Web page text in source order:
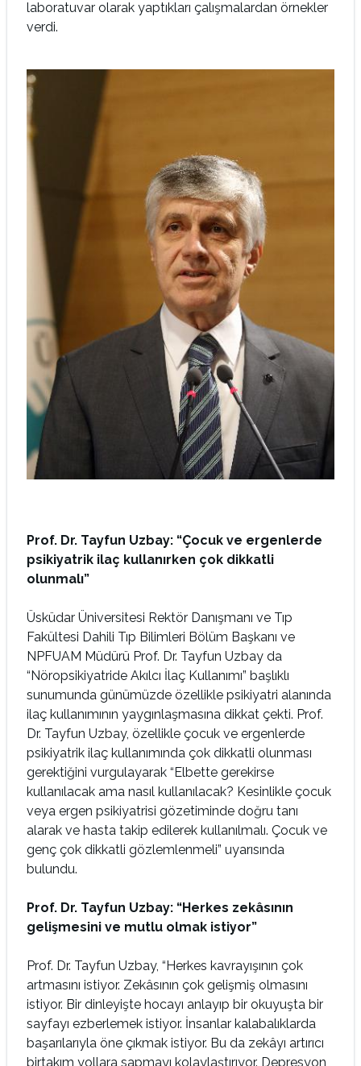
laboratuvar olarak yaptıkları çalışmalardan örnekler
verdi.
Prof. Dr. Tayfun Uzbay: “Çocuk ve ergenlerde
psikiyatrik ilaç kullanırken çok dikkatli
olunmalı”
Üsküdar Üniversitesi Rektör Danışmanı ve Tıp
Fakültesi Dahili Tıp Bilimleri Bölüm Başkanı ve
NPFUAM Müdürü Prof. Dr. Tayfun Uzbay da
“Nöropsikiyatride Akılcı İlaç Kullanımı” başlıklı
sunumunda günümüzde özellikle psikiyatri alanında
ilaç kullanımının yaygınlaşmasına dikkat çekti. Prof.
Dr. Tayfun Uzbay, özellikle çocuk ve ergenlerde
psikiyatrik ilaç kullanımında çok dikkatli olunması
gerektiğini vurgulayarak “Elbette gerekirse
kullanılacak ama nasıl kullanılacak? Kesinlikle çocuk
veya ergen psikiyatrisi gözetiminde doğru tanı
alarak ve hasta takip edilerek kullanılmalı. Çocuk ve
genç çok dikkatli gözlemlenmeli” uyarısında
bulundu.
Prof. Dr. Tayfun Uzbay: “Herkes zekâsının
gelişmesini ve mutlu olmak istiyor”
Prof. Dr. Tayfun Uzbay, “Herkes kavrayışının çok
artmasını istiyor. Zekâsının çok gelişmiş olmasını
istiyor. Bir dinleyişte hocayı anlayıp bir okuyuşta bir
sayfayı ezberlemek istiyor. İnsanlar kalabalıklarda
başarılarıyla öne çıkmak istiyor. Bu da zekâyı artırıcı
birtakım yollara sapmayı kolaylaştırıyor. Depresyon